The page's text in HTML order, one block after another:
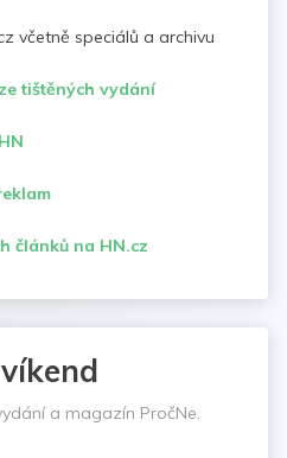
včetně speciálů a archivu
tištěných vydání
článků na HN.cz
a magazín PročNe.